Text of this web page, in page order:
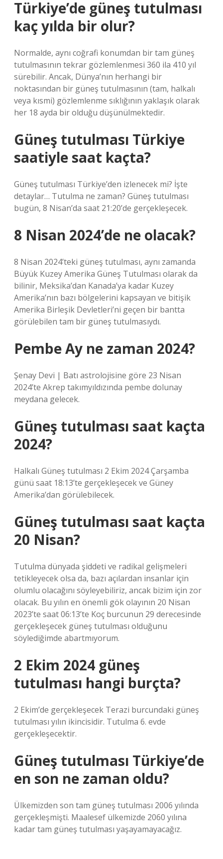
Türkiye’de güneş tutulması
kaç yılda bir olur?
Normalde, aynı coğrafi konumdan bir tam güneş
tutulmasının tekrar gözlemlenmesi 360 ila 410 yıl
sürebilir. Ancak, Dünya’nın herhangi bir
noktasından bir güneş tutulmasının (tam, halkalı
veya kısmi) gözlemlenme sıklığının yaklaşık olarak
her 18 ayda bir olduğu düşünülmektedir.
Güneş tutulması Türkiye
saatiyle saat kaçta?
Güneş tutulması Türkiye’den izlenecek mi? İşte
detaylar… Tutulma ne zaman? Güneş tutulması
bugün, 8 Nisan’da saat 21:20’de gerçekleşecek.
8 Nisan 2024’de ne olacak?
8 Nisan 2024’teki güneş tutulması, aynı zamanda
Büyük Kuzey Amerika Güneş Tutulması olarak da
bilinir, Meksika’dan Kanada’ya kadar Kuzey
Amerika’nın bazı bölgelerini kapsayan ve bitişik
Amerika Birleşik Devletleri’ni geçen bir bantta
görülebilen tam bir güneş tutulmasıydı.
Pembe Ay ne zaman 2024?
Şenay Devi | Batı astrolojisine göre 23 Nisan
2024’te Akrep takımyıldızında pembe dolunay
meydana gelecek.
Güneş tutulması saat kaçta
2024?
Halkalı Güneş tutulması 2 Ekim 2024 Çarşamba
günü saat 18:13’te gerçekleşecek ve Güney
Amerika’dan görülebilecek.
Güneş tutulması saat kaçta
20 Nisan?
Tutulma dünyada şiddeti ve radikal gelişmeleri
tetikleyecek olsa da, bazı açılardan insanlar için
olumlu olacağını söyleyebiliriz, ancak bizim için zor
olacak. Bu yılın en önemli gök olayının 20 Nisan
2023’te saat 06:13’te Koç burcunun 29 derecesinde
gerçekleşecek güneş tutulması olduğunu
söylediğimde abartmıyorum.
2 Ekim 2024 güneş
tutulması hangi burçta?
2 Ekim’de gerçekleşecek Terazi burcundaki güneş
tutulması yılın ikincisidir. Tutulma 6. evde
gerçekleşecektir.
Güneş tutulması Türkiye’de
en son ne zaman oldu?
Ülkemizden son tam güneş tutulması 2006 yılında
gerçekleşmişti. Maalesef ülkemizde 2060 yılına
kadar tam güneş tutulması yaşayamayacağız.